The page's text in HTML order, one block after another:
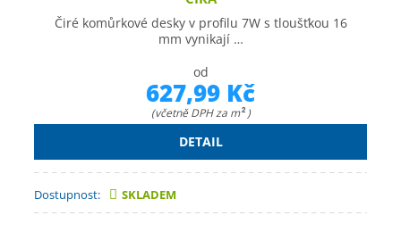
Čiré komůrkové desky v profilu 7W s tloušťkou 16
mm vynikají …
od
627,99 Kč
(včetně DPH za m 2 )
DETAIL
Dostupnost: SKLADEM